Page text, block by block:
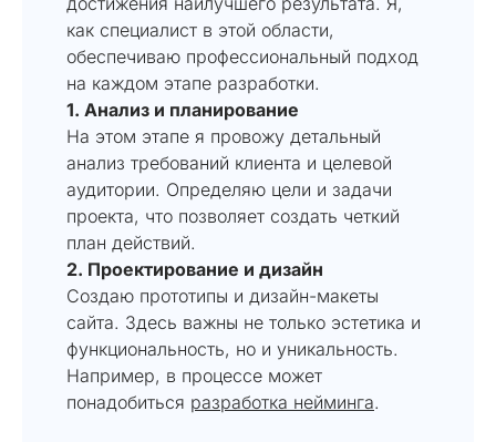
как специалист в этой области,
обеспечиваю профессиональный подход
на каждом этапе разработки.
1. Анализ и планирование
На этом этапе я провожу детальный
анализ требований клиента и целевой
аудитории. Определяю цели и задачи
проекта, что позволяет создать четкий
план действий.
2. Проектирование и дизайн
Создаю прототипы и дизайн-макеты
сайта. Здесь важны не только эстетика и
функциональность, но и уникальность.
Например, в процессе может
понадобиться разработка нейминга.